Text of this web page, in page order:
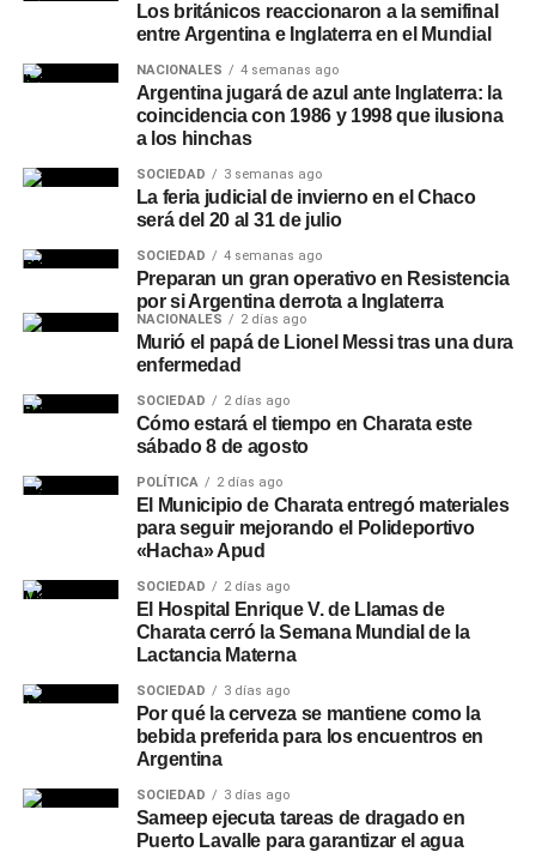
Los británicos reaccionaron a la semifinal
entre Argentina e Inglaterra en el Mundial
NACIONALES 4 semanas ago
Argentina jugará de azul ante Inglaterra: la
coincidencia con 1986 y 1998 que ilusiona
a los hinchas
SOCIEDAD 3 semanas ago
La feria judicial de invierno en el Chaco
será del 20 al 31 de julio
SOCIEDAD 4 semanas ago
Preparan un gran operativo en Resistencia
por si Argentina derrota a Inglaterra
NACIONALES 2 días ago
Murió el papá de Lionel Messi tras una dura
enfermedad
SOCIEDAD 2 días ago
Cómo estará el tiempo en Charata este
sábado 8 de agosto
POLÍTICA 2 días ago
El Municipio de Charata entregó materiales
para seguir mejorando el Polideportivo
«Hacha» Apud
SOCIEDAD 2 días ago
El Hospital Enrique V. de Llamas de
Charata cerró la Semana Mundial de la
Lactancia Materna
SOCIEDAD 3 días ago
Por qué la cerveza se mantiene como la
bebida preferida para los encuentros en
Argentina
SOCIEDAD 3 días ago
Sameep ejecuta tareas de dragado en
Puerto Lavalle para garantizar el agua